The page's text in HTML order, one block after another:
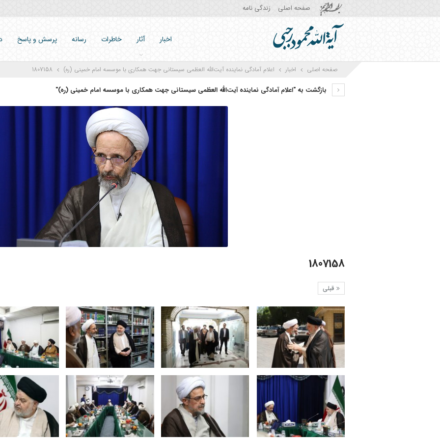
صفحه اصلی زندگی نامه
اخبار آثار خاطرات رسانه پرسش و پاسخ
صفحه اصلی اخبار اعلام آمادگی نماینده آیت‌الله العظمی سیستانی جهت همکاری با موسسه امام خمینی (ره) 1807158
بازگشت به "اعلام آمادگی نماینده آیت‌الله العظمی سیستانی جهت همکاری با موسسه امام خمینی (ره)"
1807158
قبلی